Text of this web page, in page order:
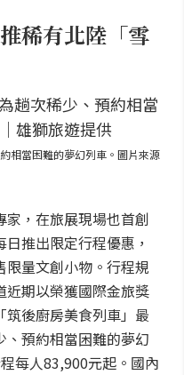
稀有北陸「雪
相當困難的夢幻列車。圖片來源
，在旅展現場也首創
推出限定行程優惠，
量文創小物。行程規
近期以榮獲國際金旅獎
筑後廚房美食列車」最
、預約相當困難的夢幻
每人83,900元起。國內